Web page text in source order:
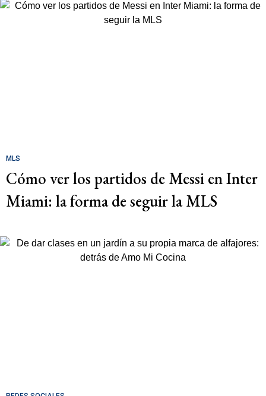
MLS
Cómo ver los partidos de Messi en Inter
Miami: la forma de seguir la MLS